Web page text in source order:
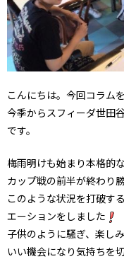
こんにちは。今回コラム
今季からスフィーダ世田
です。
梅雨明けも始まり本格的
カップ戦の前半が終わり
このような状況を打破す
エーションをしました
子供のように騒ぎ、楽し
いい機会になり気持ちを